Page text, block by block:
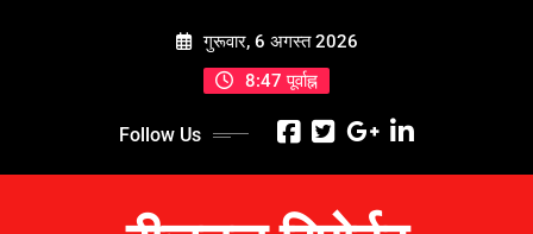
गुरूवार, 6 अगस्त 2026
8:47 पूर्वाह्न
Follow Us